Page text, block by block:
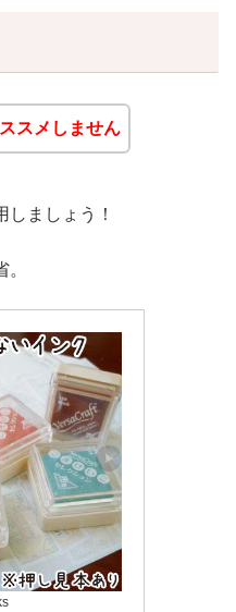
スメしません
ましょう！